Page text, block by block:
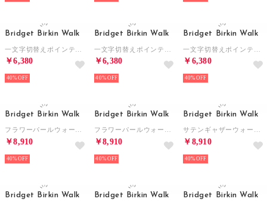
Bridget Birkin Walk
￥6,380
40%
Bridget Birkin Walk
￥6,380
40%
Bridget Birkin Walk
￥6,380
40%
Bridget Birkin Walk
フラワーパールウォーキングパンプス （ベージュ）
￥8,910
40%
Bridget Birkin Walk
フラワーパールウォーキングパンプス （ブラック）
￥8,910
40%
Bridget Birkin Walk
サテンギャザーウォーキングパンプス （ブルー）
￥8,910
40%
Bridget Birkin Walk Bridget Birkin Walk Bridget Birkin Walk